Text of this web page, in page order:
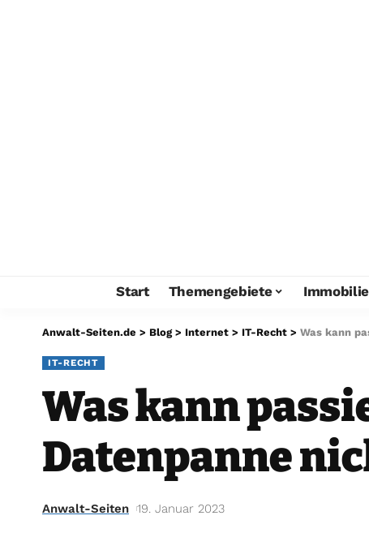
Start Themengebiete
Anwalt-Seiten.de > Blog> Internet > IT-Recht > Was kann
IT-RECHT
Was kann
Datenpanne
Anwalt-Seiten 19. Januar 2023